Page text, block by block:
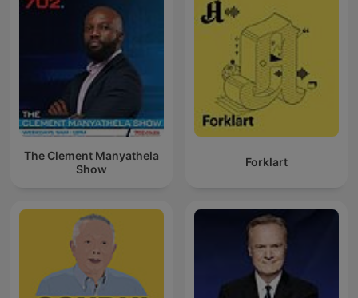
The Clement Manyathela
Show
Forklart